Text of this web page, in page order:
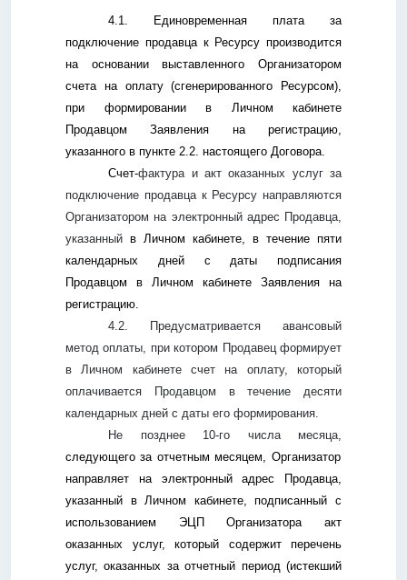
4.1.
Единовременная плата за
подключение продавца к Ресурсу производится
на основании выставленного Организатором
счета на оплату (сгенерированного Ресурсом),
при формировании в Личном кабинете
Продавцом Заявления на регистрацию,
указанного в пункте 2.2. настоящего Договора.
Счет-фактура и акт оказанных услуг за
подключение продавца к Ресурсу направляются
Организатором на электронный адрес Продавца,
указанный в Личном кабинете, в течение пяти
календарных дней с даты подписания
Продавцом в Личном кабинете Заявления на
регистрацию.
4.2. Предусматривается авансовый
метод оплаты, при котором Продавец формирует
в Личном кабинете счет на оплату, который
оплачивается Продавцом в течение десяти
календарных дней с даты его формирования.
Не позднее 10-го числа месяца,
следующего за отчетным месяцем, Организатор
направляет на электронный адрес Продавца,
указанный в Личном кабинете, подписанный с
использованием ЭЦП Организатора акт
оказанных услуг, который содержит перечень
услуг, оказанных за отчетный период (истекший